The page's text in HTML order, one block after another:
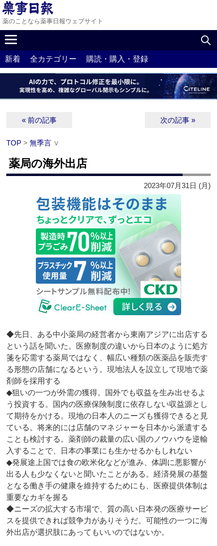
薬のことなら薬事日報ウェブサイト
新着 全カテゴリー 購読・購入・登録
« 前の記事 次の記事 »
TOP >無季言 ∨
薬局の海外出店
2023年07月31日 (月)
◆先日、ある中小薬局の経営者から東南アジアに出店する
という話を聞いた。医療制度の違いから日本のように処方
箋を応需する薬局ではなく、幅広い種類の医薬品を販売す
る形態の店舗になるという。現地法人を設立して現地で薬
剤師を採用する
◆狙いの一つが外需の獲得。国外でも収益を生み出せるよ
う投資する。国内の医療保険制度に依存しない収益源とし
て期待をかける。現地の日本人のニーズも獲得できると見
ている。将来的には店舗のマネジャーを日本から派遣する
ことも検討する。薬剤師の裁量の広い国のノウハウを逆輸
入することで、日本の事業にも生かせるかもしれない
◆発展途上国では食の欧米化などが進み、体調に悪影響が
出る人も少なくないと聞いたことがある。経済発展の基盤
となる働き手の健康を維持するためにも、医療提供体制は
重要なカギを握る
◆ニーズの拡大する市場で、質の高い日本発の医療サービ
スを提供できれば競争力がありそうだ。可能性の一つに海
外出店が選択肢にあってもいいのではないか。